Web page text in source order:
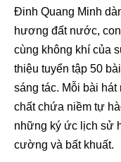
Đinh Quang Minh
hương đất nước,
cùng không khí của
thiệu tuyển tập 50
sáng tác. Mỗi bài
chất chứa niềm tự
những ký ức lịch sử
cường và bất khuất.